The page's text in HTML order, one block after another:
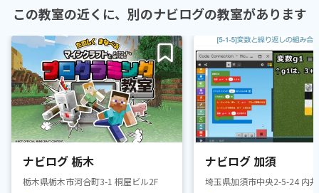
この教室の近くに、別のナビログの教室があります
ナビログ 栃木
栃木県栃木市河合町3-1 桐屋ビル2F
ナビログ 加須
埼玉県加須市中央2-5-24 内